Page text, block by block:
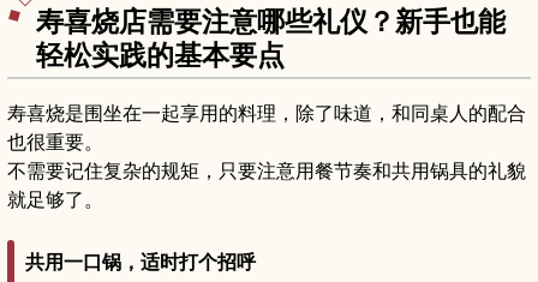
寿喜烧店需要注意哪些礼仪？新手也能
轻松实践的基本要点
寿喜烧是围坐在一起享用的料理，除了味道，和同桌人的配合
也很重要。
不需要记住复杂的规矩，只要注意用餐节奏和共用锅具的礼貌
就足够了。
共用一口锅，适时打个招呼